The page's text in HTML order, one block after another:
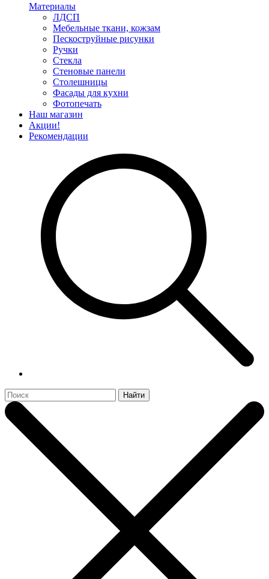
Материалы
ЛДСП
Мебельные ткани, кожзам
Пескоструйные рисунки
Ручки
Стекла
Стеновые панели
Столешницы
Фасады для кухни
Фотопечать
Наш магазин
Акции!
Рекомендации
Найти